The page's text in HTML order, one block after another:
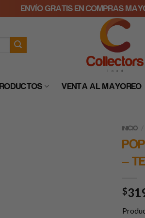
ENVÍO GRATIS EN COMPRAS
VENTA AL MAYOREO
INICIO /
–
$